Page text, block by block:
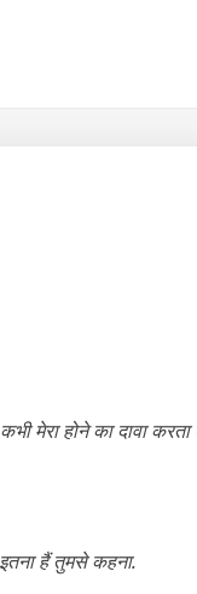
मेरा होने का दावा करता
हैं तुमसे कहना.